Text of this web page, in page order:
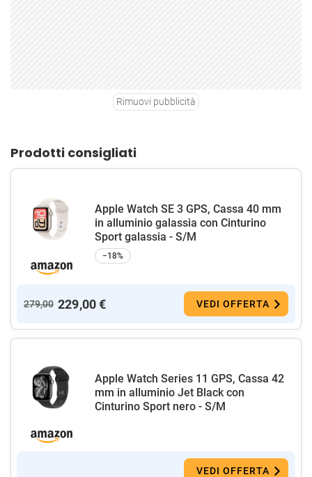
Rimuovi pubblicità
Prodotti consigliati
Apple Watch SE 3 GPS, Cassa 40 mm
in alluminio galassia con Cinturino
Sport galassia - S/M
−18%
279,00 229,00 € VEDI OFFERTA
Apple Watch Series 11 GPS, Cassa 42
mm in alluminio Jet Black con
Cinturino Sport nero - S/M
VEDI OFFERTA